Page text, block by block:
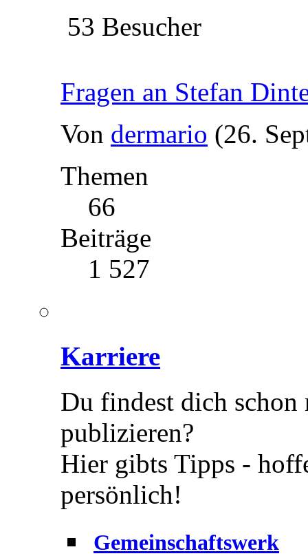
53 Besucher
Fragen an Stefan
Von dermario (26.
Themen
66
Beiträge
1 527
Karriere
Du findest dich schon
publizieren?
Hier gibts Tipps -
persönlich!
Gemeinschaftswerk